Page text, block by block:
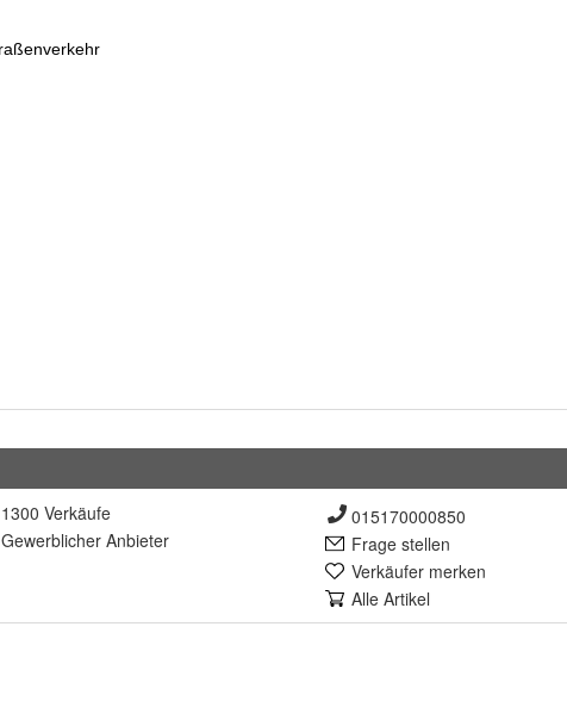
1300 Verkäufe
Gewerblicher Anbieter
015170000850
Frage stellen
Verkäufer merken
Alle Artikel